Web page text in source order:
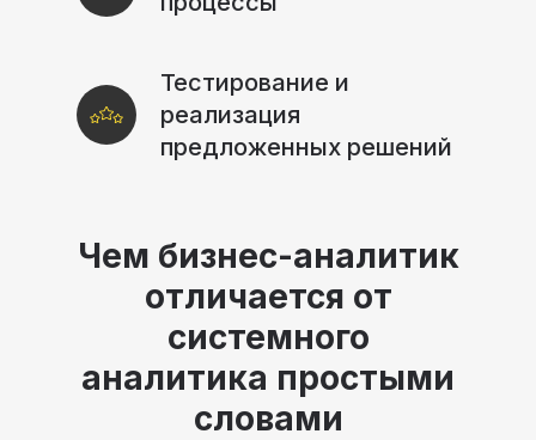
Тестирование и
реализация
предложенных решений
Чем бизнес-аналитик
отличается от
системного
аналитика простыми
словами